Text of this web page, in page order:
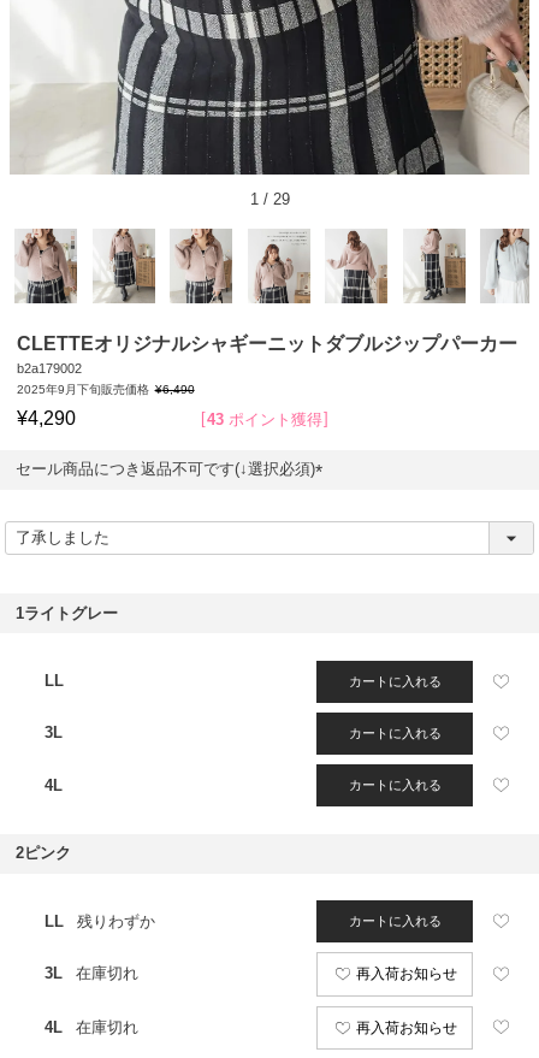
1/ 29
CLETTEオリジナルシャギーニットダブルジップパーカー
b2a179002
2025年9月下旬販売価格 ¥6,490
¥4,290 43 ポイント獲得
セール商品につき返品不可です(↓選択必須)
必
1ライトグレー
LL カートに入れる
3L カートに入れる
4L カートに入れる
2ピンク
LL 残りわずか カートに入れる
3L 在庫切れ 再入荷お知らせ
4L 在庫切れ 再入荷お知らせ